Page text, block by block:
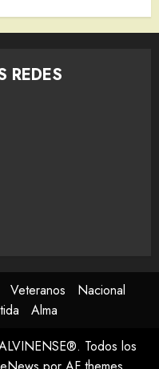
REDES
Veteranos
Nacional
Alma
Todos los